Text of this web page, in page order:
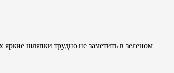
шляпки трудно не заметить в зеленом